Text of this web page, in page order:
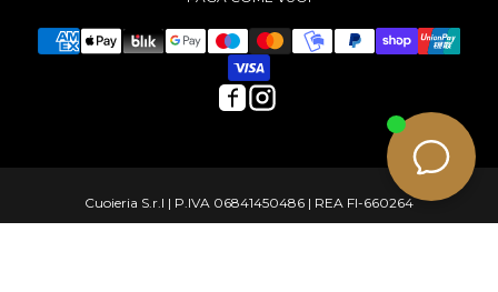
Cuoieria S.r.l | P.IVA 06841450486 | REA FI-660264
© Copyright 2026 cuoieriashop.com - All rights reservede-commerce